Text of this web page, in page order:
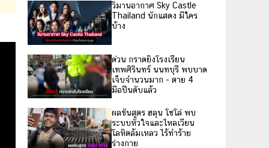
วิมานอากาศ Sky Castle
Thailand นักแสดง มีใคร
บ้าง
ด่วน กราดยิงโรงเรียน
เทพศิรินทร์ นนทบุรี พบบาด
เจ็บจำนวนมาก - ตาย 4
มือปืนดับแล้ว
ผลชันสูตร ฮลุน โซโล่ พบ
ระบบหัวใจและไหลเวียน
โลหิตล้มเหลว ไร้ทำร้าย
ร่างกาย